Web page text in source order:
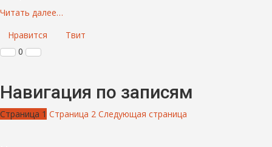
Читать далее…
Нравится
Твит
0
Навигация по записям
Страница 1 Страница 2 Следующая страница